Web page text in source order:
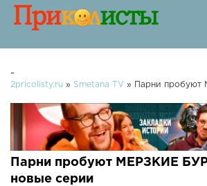
-
2pricolisty.ru » Smetana TV » Парни
Парни пробуют МЕРЗКИЕ
новые серии